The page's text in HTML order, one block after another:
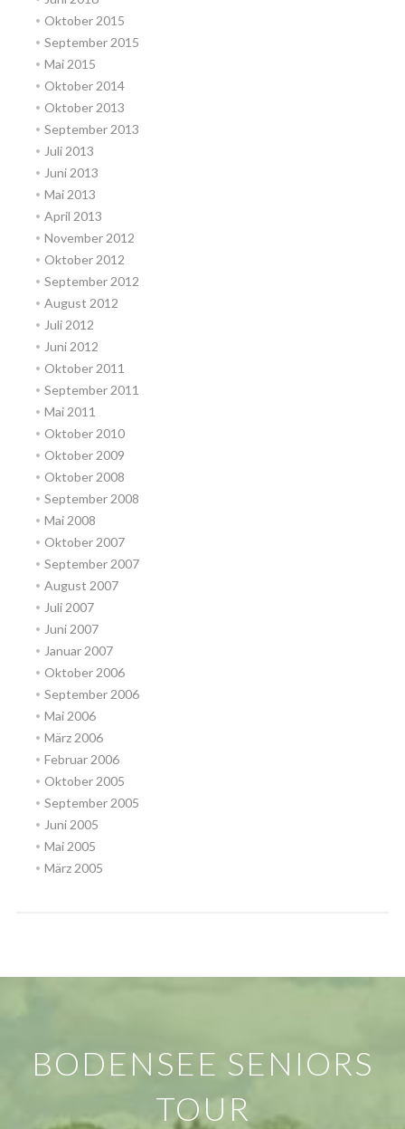
Oktober 2015
September 2015
Mai 2015
Oktober 2014
Oktober 2013
September 2013
Juli 2013
Juni 2013
Mai 2013
April 2013
November 2012
Oktober 2012
September 2012
August 2012
Juli 2012
Juni 2012
Oktober 2011
September 2011
Mai 2011
Oktober 2010
Oktober 2009
Oktober 2008
September 2008
Mai 2008
Oktober 2007
September 2007
August 2007
Juli 2007
Juni 2007
Januar 2007
Oktober 2006
September 2006
Mai 2006
März 2006
Februar 2006
Oktober 2005
September 2005
Juni 2005
Mai 2005
März 2005
BODENSEE SENIORS
TOUR